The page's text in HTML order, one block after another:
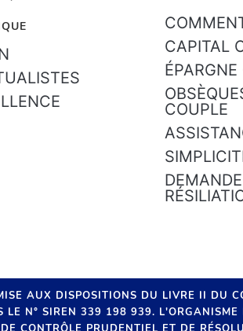
CAPITAL
COUPLE
AUX DISPOSITIONS DU LIVRE II DU
LE N° SIREN 339 198 939. L'ORGANISME